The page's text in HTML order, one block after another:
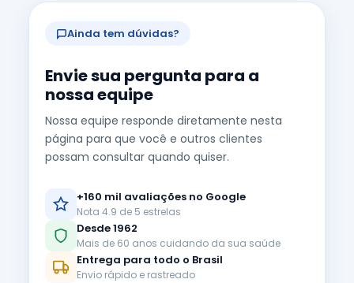
Ainda tem dúvidas?
Envie sua pergunta para a
nossa equipe
Nossa equipe responde diretamente nesta
página para que você e outros clientes
possam consultar quando quiser.
+160 mil avaliações no Google
Nota 4.9 de 5 estrelas
Desde 1962
Mais de 60 anos cuidando da sua saúde
Entrega para todo o Brasil
Envio rápido e rastreado